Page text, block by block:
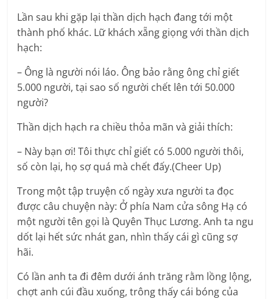
Lần sau khi gặp lại thần dịch hạch đang tới một
thành phố khác. Lữ khách xẵng giọng với thần dịch
hạch:
– Ông là người nói láo. Ông bảo rằng ông chỉ giết
5.000 người, tại sao số người chết lên tới 50.000
người?
Thần dịch hạch ra chiều thỏa mãn và giải thích:
– Này bạn ơi! Tôi thực chỉ giết có 5.000 người thôi,
số còn lại, họ sợ quá mà chết đấy.(Cheer Up)
Trong một tập truyện cố ngày xưa người ta đọc
được câu chuyện này: Ở phía Nam cửa sông Hạ có
một người tên gọi là Quyên Thục Lương. Anh ta ngu
dốt lại hết sức nhát gan, nhìn thấy cái gì cũng sợ
hãi.
Có lần anh ta đi đêm dưới ánh trăng rằm lồng lộng,
chợt anh cúi đầu xuống, trông thấy cái bóng của